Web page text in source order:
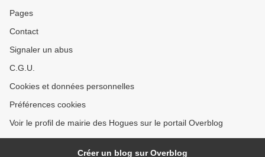
Pages
Contact
Signaler un abus
C.G.U.
Cookies et données personnelles
Préférences cookies
Voir le profil de mairie des Hogues sur le portail Overblog
Créer un blog sur Overblog